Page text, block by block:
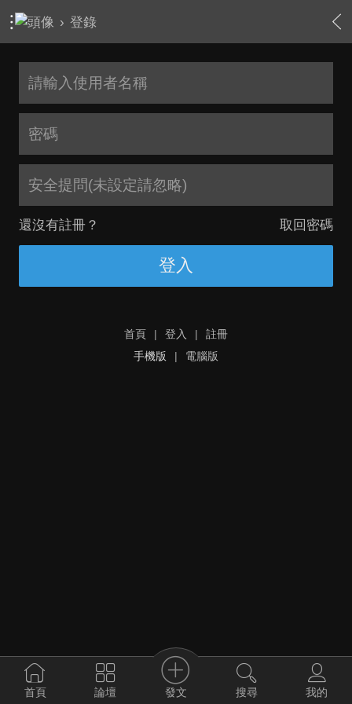
› 登錄
安全提問(未設定請忽略)
還沒有註冊？ 取回密碼
登入
首頁 | 登入 |
註冊
手機版
| 電腦版
首頁 論壇 發文 搜尋 我的